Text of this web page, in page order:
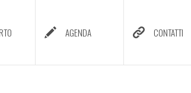
AGENDA CONTATTI